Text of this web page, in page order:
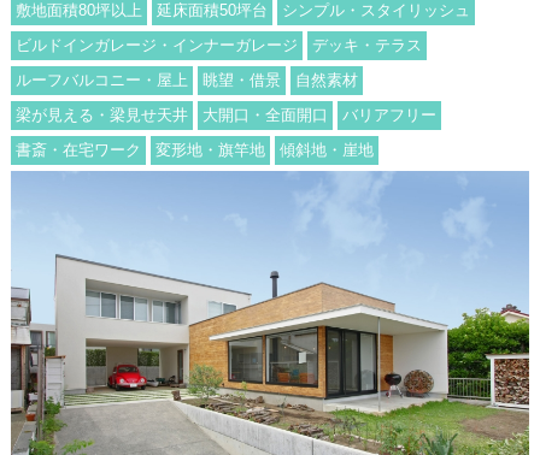
敷地面積80坪以上
延床面積50坪台
シンプル・スタイリッシュ
ビルドインガレージ・インナーガレージ
デッキ・テラス
ルーフバルコニー・屋上
眺望・借景
自然素材
梁が見える・梁見せ天井
大開口・全面開口
バリアフリー
書斎・在宅ワーク
変形地・旗竿地 傾斜地・崖地